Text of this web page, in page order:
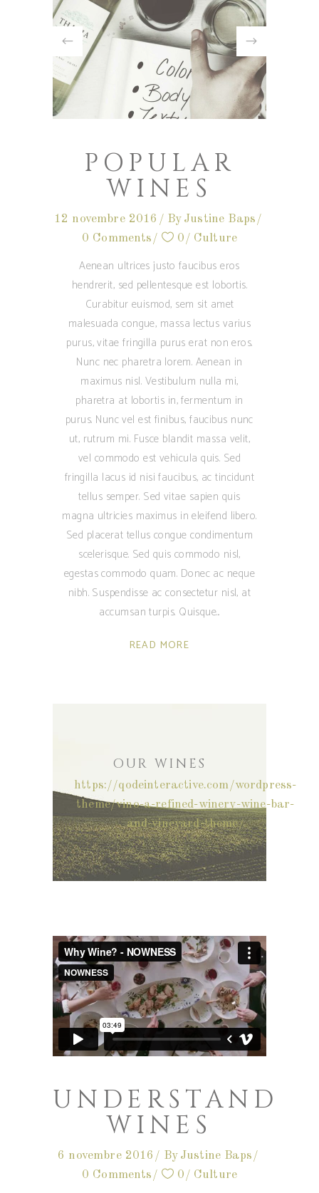
POPULAR
WINES
12 novembre 2016 By Justine Baps
0 Comments
0 Culture
Aenean ultrices justo faucibus eros
hendrerit, sed pellentesque est lobortis.
Curabitur euismod, sem sit amet
malesuada congue, massa lectus varius
purus, vitae fringilla purus erat non eros.
Nunc nec pharetra lorem. Aenean in
maximus nisl. Vestibulum nulla mi,
pharetra at lobortis in, fermentum in
purus. Nunc vel est finibus, faucibus nunc
ut, rutrum mi. Fusce blandit massa velit,
vel commodo est vehicula quis. Sed
fringilla lacus id nisi faucibus, ac tincidunt
tellus semper. Sed vitae sapien quis
magna ultricies maximus in eleifend libero.
Sed placerat tellus congue condimentum
scelerisque. Sed quis commodo nisl,
egestas commodo quam. Donec ac neque
nibh. Suspendisse ac consectetur nisl, at
accumsan turpis. Quisque
READ MORE
OUR WINES
https://qodeinteractive.com/wordpress-
theme/vino-a-refined-winery-wine-bar-
and-vineyard-theme/
UNDERSTAND
WINES
6 novembre 2016 By Justine Baps
0 Comments
0 Culture